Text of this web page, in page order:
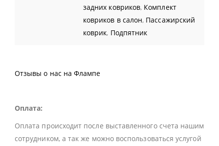
задних ковриков, Комплект
ковриков в салон, Пассажирский
коврик, Подпятник
Отзывы о нас на Флампе
Оплата:
Оплата происходит после выставленного счета нашим
сотрудником, а так же можно воспользоваться услугой